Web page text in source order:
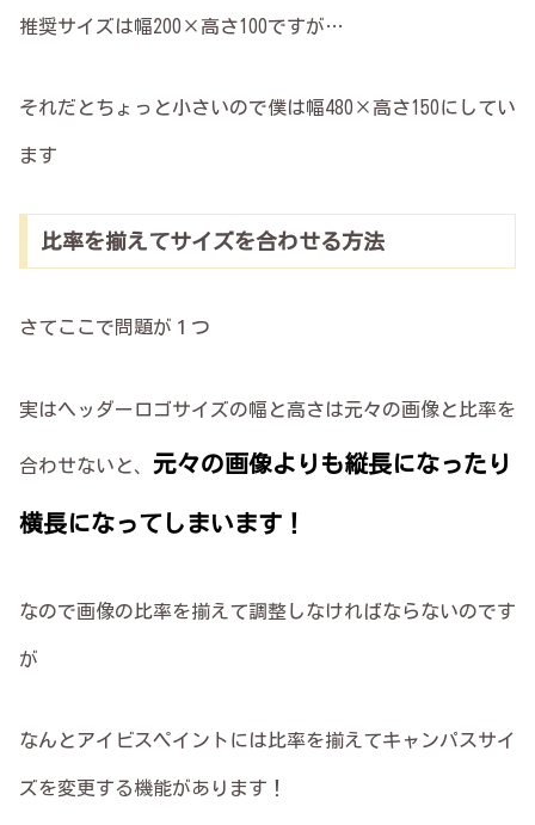
推奨サイズは幅200×高さ100ですが…
それだとちょっと小さいので僕は幅480×高さ150にしてい
ます
比率を揃えてサイズを合わせる方法
さてここで問題が１つ
実はヘッダーロゴサイズの幅と高さは元々の画像と比率を
合わせないと、 元々の画像よりも縦長になったり
横長になってしまいます ！
なので画像の比率を揃えて調整しなければならないのです
が
なんとアイビスペイントには比率を揃えてキャンパスサイ
ズを変更する機能があります！